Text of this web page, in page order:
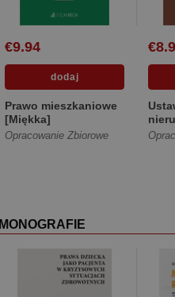
€9.94
Prawo mieszkaniowe
[Miękka]
Opracowanie Zbiorowe
MONOGRAFIE